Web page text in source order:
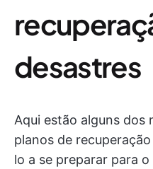
desastres
Aqui estão alguns dos
planos de
lo a se preparar para